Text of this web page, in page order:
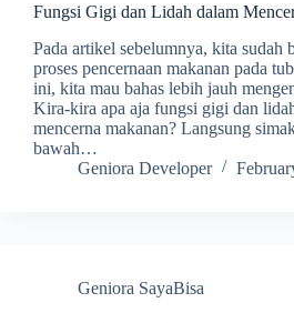
Fungsi Gigi dan Lidah dalam
Pada artikel sebelumnya, kita sudah
proses pencernaan makanan pada
ini, kita mau bahas lebih jauh
Kira-kira apa aja fungsi gigi dan
mencerna makanan? Langsung
bawah…
Geniora Developer
Geniora SayaBisa